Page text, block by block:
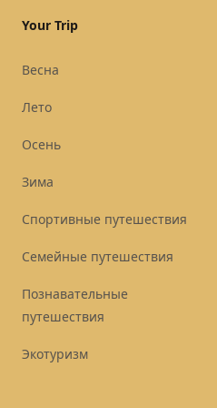
Your Trip
Весна
Лето
Осень
Зима
Спортивные путешествия
Семейные путешествия
Познавательные
путешествия
Экотуризм